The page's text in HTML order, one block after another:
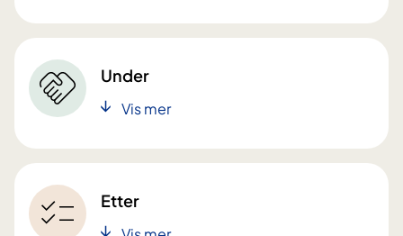
Under
Vis mer
Etter